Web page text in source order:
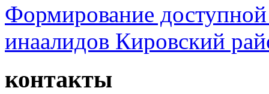
Формирование доступной
инаалидов Кировский
контакты